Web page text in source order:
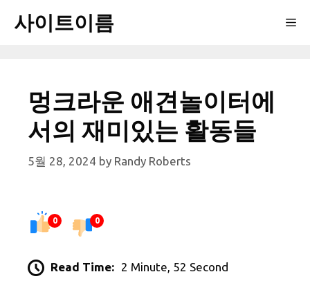
사이트이름
멍크라운 애견놀이터에
서의 재미있는 활동들
5월 28, 2024 by Randy Roberts
0 0
Read Time: 2 Minute, 52 Second